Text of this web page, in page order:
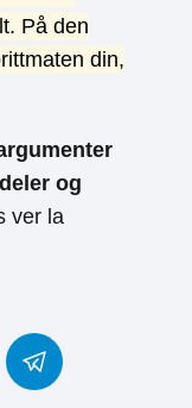
På den
din,
og
ver la